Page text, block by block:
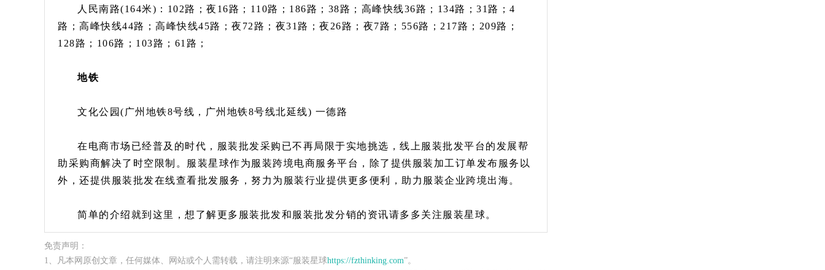
人民南路(164米)：102路；夜16路；110路；186路；38路；高峰快线36路；134路；31路；4
路；高峰快线44路；高峰快线45路；夜72路；夜31路；夜26路；夜7路；556路；217路；209路；
128路；106路；103路；61路；
地铁
文化公园(广州地铁8号线，广州地铁8号线北延线) 一德路
在电商市场已经普及的时代，服装批发采购已不再局限于实地挑选，线上服装批发平台的发展帮
助采购商解决了时空限制。服装星球作为服装跨境电商服务平台，除了提供服装加工订单发布服务以
外，还提供服装批发在线查看批发服务，努力为服装行业提供更多便利，助力服装企业跨境出海。
简单的介绍就到这里，想了解更多服装批发和服装批发分销的资讯请多多关注服装星球。
免责声明：
1、凡本网原创文章，任何媒体、网站或个人需转载，请注明来源“服装星球https://fzthinking.com”。